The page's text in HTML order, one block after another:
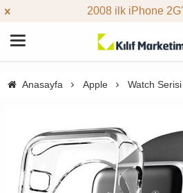
2008 ilk iPhone
Anasayfa Apple Watch Serisi